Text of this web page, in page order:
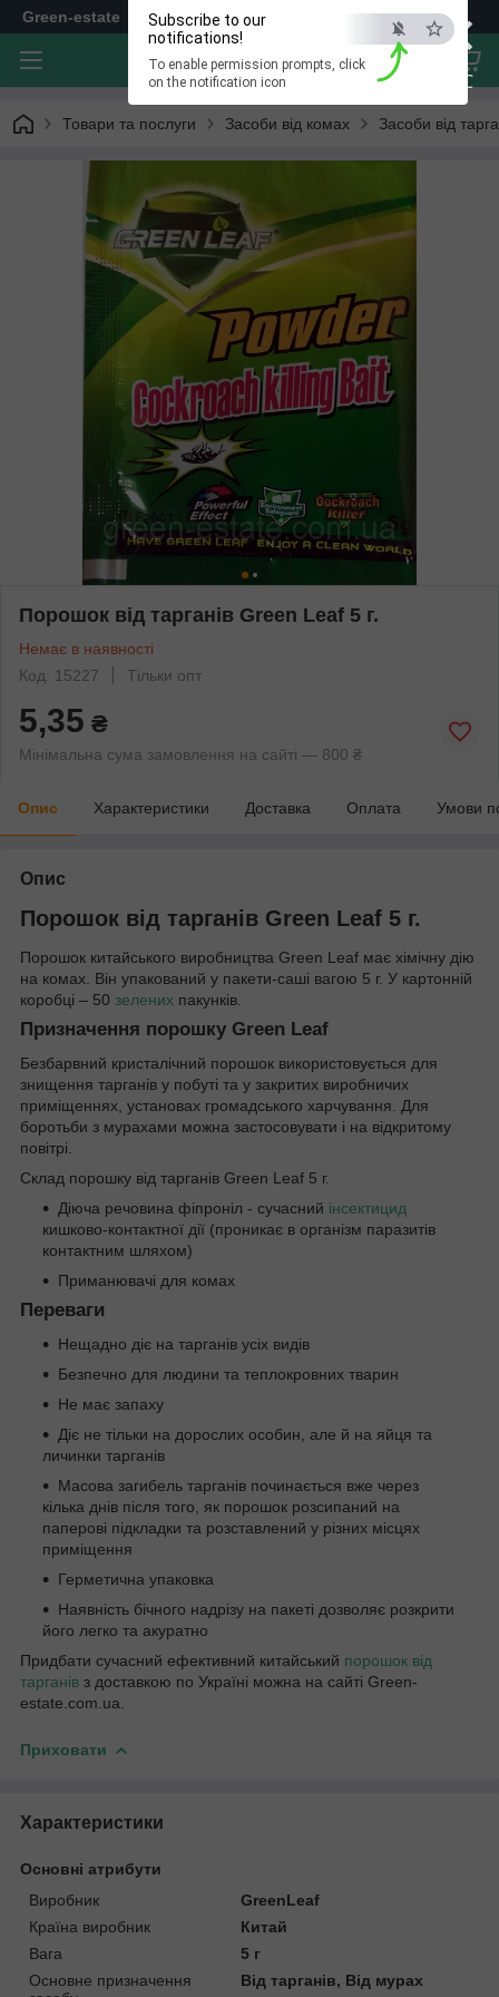
×
ESC
Subscribe to our
notifications!
To enable permission prompts, click
on the notification icon
Green-estate
Товари та послуги Засоби від комах Засоби від
Порошок від тарганів Green Leaf 5 г.
Немає в наявності
Код: 15227
Тільки опт
5,35 ₴
Мінімальна сума замовлення на сайті — 800 ₴
Опис Характеристики Доставка Оплата Умови
Опис
Порошок від тарганів Green Leaf 5 г.
Порошок китайського виробництва Green Leaf має хімічну дію
на комах. Він упакований у пакети-саші вагою 5 г. У картонній
коробці – 50 зелених пакунків.
Призначення порошку Green Leaf
Безбарвний кристалічний порошок використовується для
знищення тарганів у побуті та у закритих виробничих
приміщеннях, установах громадського харчування. Для
боротьби з мурахами можна застосовувати і на відкритому
повітрі.
Склад порошку від тарганів Green Leaf 5 г.
Діюча речовина фіпроніл - сучасний інсектицид
кишково-контактної дії (проникає в організм паразитів
контактним шляхом)
Приманювачі для комах
Переваги
Нещадно діє на тарганів усіх видів
Безпечно для людини та теплокровних тварин
Не має запаху
Діє не тільки на дорослих особин, але й на яйця та
личинки тарганів
Масова загибель тарганів починається вже через
кілька днів після того, як порошок розсипаний на
паперові підкладки та розставлений у різних місцях
приміщення
Герметична упаковка
Наявність бічного надрізу на пакеті дозволяє розкрити
його легко та акуратно
Придбати сучасний ефективний китайський порошок від
тарганів з доставкою по Україні можна на сайті Green-
estate.com.ua.
Приховати
Характеристики
Основні атрибути
Виробник
GreenLeaf
Країна виробник
Китай
Вага
5 г
Основне призначення
Від тарганів, Від мурах